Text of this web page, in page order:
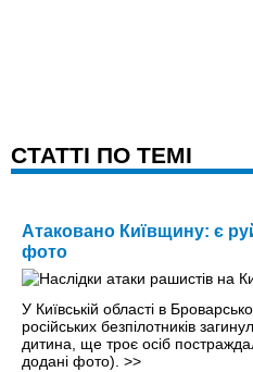
CТАТТІ ПО ТЕМІ
Атаковано Київщину: є
фото
У Київській області в
російських безпілотників
дитина, ще троє осіб
додані фото). >>